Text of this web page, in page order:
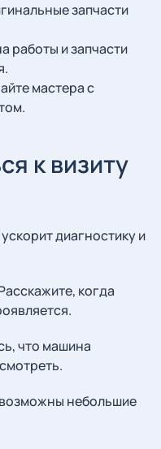
запчасти
работы и запчасти
мастера с
к визиту
диагностику и
когда
что машина
небольшие